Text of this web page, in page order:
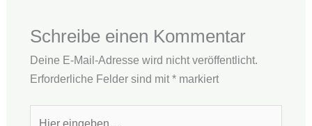
Schreibe einen Kommentar
Deine E-Mail-Adresse wird nicht veröffentlicht.
Erforderliche Felder sind mit *markiert